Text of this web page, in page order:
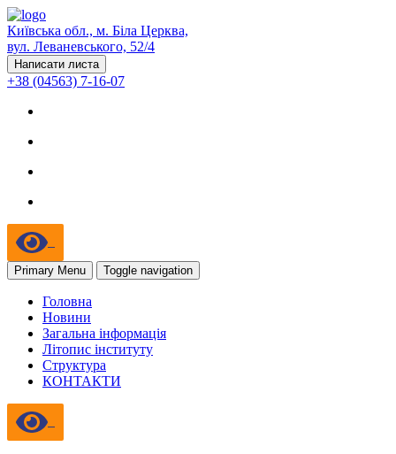
Київська обл., м. Біла Церква,
вул. Леваневського, 52/4
Написати листа
+38 (04563) 7-16-07
Primary Menu Toggle navigation
Головна
Новини
Загальна інформація
Літопис інституту
Структура
КОНТАКТИ